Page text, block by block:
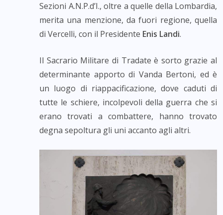
Sezioni A.N.P.d’I., oltre a quelle della Lombardia,
merita una menzione, da fuori regione, quella
di Vercelli, con il Presidente Enis Landi.
Il Sacrario Militare di Tradate è sorto grazie al
determinante apporto di Vanda Bertoni, ed è
un luogo di riappacificazione, dove caduti di
tutte le schiere, incolpevoli della guerra che si
erano trovati a combattere, hanno trovato
degna sepoltura gli uni accanto agli altri.